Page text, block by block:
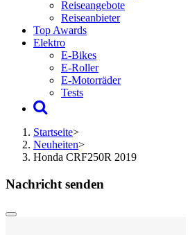
Reiseangebote
Reiseanbieter
Top Awards
Elektro
E-Bikes
E-Roller
E-Motorräder
Tests
Startseite>
Neuheiten>
Honda CRF250R 2019
Nachricht senden